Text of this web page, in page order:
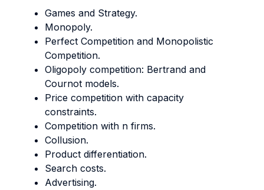
Games and Strategy.
Monopoly.
Perfect Competition and Monopolistic
Competition.
Oligopoly competition: Bertrand and
Cournot models.
Price competition with capacity
constraints.
Competition with n firms.
Collusion.
Product differentiation.
Search costs.
Advertising.